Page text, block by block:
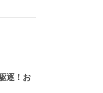
逐！お